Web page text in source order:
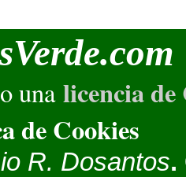
una licencia
de Cookies
R. Dosantos.